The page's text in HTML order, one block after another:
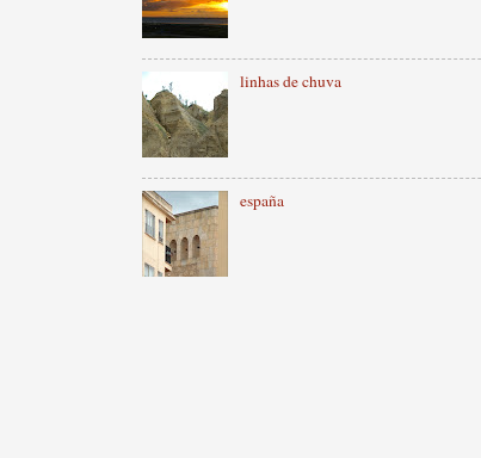
linhas de chuva
españa